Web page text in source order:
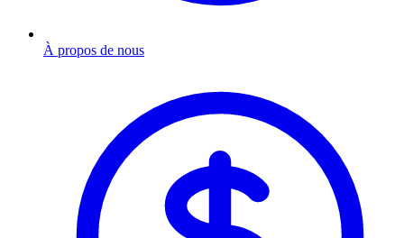
À propos de nous